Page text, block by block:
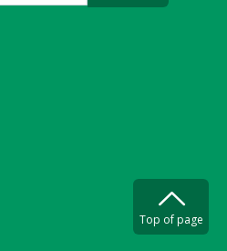
Top of page